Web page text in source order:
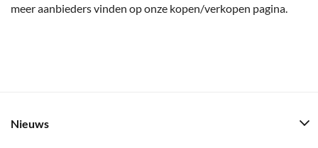
meer aanbieders vinden op onze kopen/verkopen pagina.
Nieuws